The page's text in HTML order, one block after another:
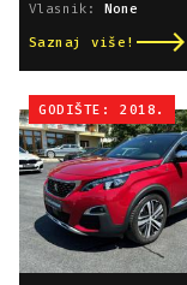
Vlasnik:
None
Saznaj više!
GODIŠTE: 2018.